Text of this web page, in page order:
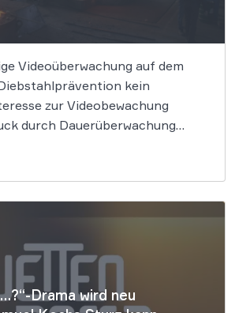
Videoüberwachung auf dem
kein
zur Videobewachung
durch Dauerüberwachung
Experten im Datenschutzrecht
überwachte einen
trotz ausdrücklichen
Das LAG Hamm sieht darin
Verstoß […]
Drama wird neu